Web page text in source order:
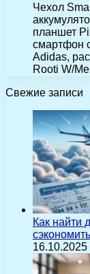
Чехол
планшет
смартфон
Adidas,
Rooti W/
Свежие записи
Как найти
16.10.2025